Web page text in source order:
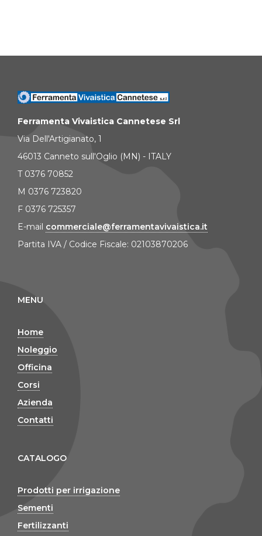
Ferramenta Vivaistica Cannetese Srl
Via Dell'Artigianato, 1
46013 Canneto sull'Oglio (MN) - ITALY
T 0376 70852
M 0376 723820
F 0376 725357
E-mail commerciale@ferramentavivaistica.it
Partita IVA / Codice Fiscale: 02103870206
MENU
Home
Noleggio
Officina
Corsi
Azienda
Contatti
CATALOGO
Prodotti per irrigazione
Sementi
Fertilizzanti